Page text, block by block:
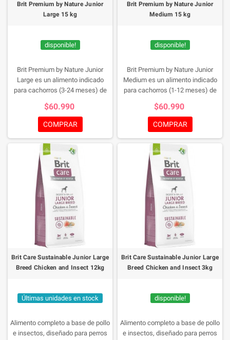
Brit Premium by Nature Junior
Large 15 kg
disponible!
Brit Premium by Nature Junior
Large es un alimento indicado
para cachorros (3-24 meses) de
kg). Recomendado también para
hembras gestantes o lactantes.
Formulado con alto contenido de
carne deshuesada y deshidratada
de pollo, una fuente natural de
proteína fácil de digerir para un
crecimiento óptimo.
$60.990
COMPRAR
Brit Premium by Nature Junior
Medium 15 kg
disponible!
Brit Premium by Nature Junior
Medium es un alimento indicado
para cachorros (1-12 meses) de
Recomendado también para
hembras gestantes o lactantes.
Formulado con alto contenido de
carne deshuesada y deshidratada
de pollo, una fuente natural de
proteína fácil de digerir para un
crecimiento óptimo.
$60.990
COMPRAR
Brit Care Sustainable Junior Large
Breed Chicken and Insect 12kg
Últimas unidades en stock
Alimento completo a base de pollo
e insectos, diseñado para perros
Brit Care Sustainable Junior Large
Breed Chicken and Insect 3kg
disponible!
Alimento completo a base de pollo
e insectos, diseñado para perros